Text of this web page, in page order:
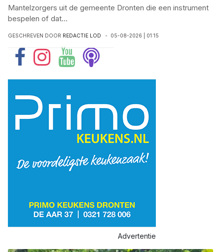
Mantelzorgers uit de gemeente Dronten die een instrument
bespelen of dat...
GESCHREVEN DOOR REDACTIE LOD 05-08-2026 | 01:15
Advertentie